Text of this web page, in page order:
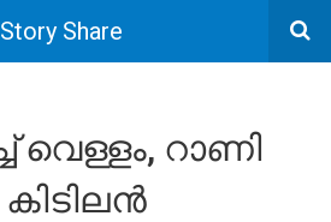
Story Share
റാണി